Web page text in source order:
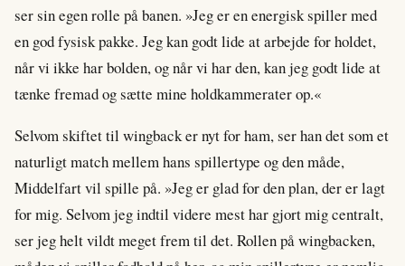
ser sin egen rolle på banen. »Jeg er en energisk spiller med
en god fysisk pakke. Jeg kan godt lide at arbejde for holdet,
når vi ikke har bolden, og når vi har den, kan jeg godt lide at
tænke fremad og sætte mine holdkammerater op.«
Selvom skiftet til wingback er nyt for ham, ser han det som et
naturligt match mellem hans spillertype og den måde,
Middelfart vil spille på. »Jeg er glad for den plan, der er lagt
for mig. Selvom jeg indtil videre mest har gjort mig centralt,
ser jeg helt vildt meget frem til det. Rollen på wingbacken,